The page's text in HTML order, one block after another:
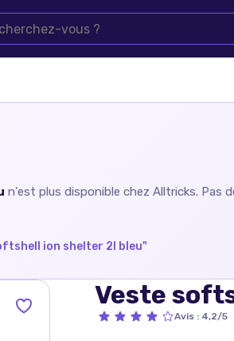
n'est plus disponible chez Alltricks. Pas
ion shelter 2l bleu"
Veste
Avis: 4,2/5